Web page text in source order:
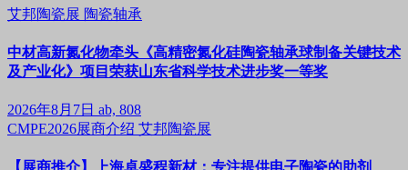
艾邦陶瓷展 陶瓷轴承
中材高新氮化物牵头《高精密氮化硅陶瓷轴承球制备关键技术
及产业化》项目荣获山东省科学技术进步奖一等奖
2026年8月7日 ab, 808
CMPE2026展商介绍 艾邦陶瓷展